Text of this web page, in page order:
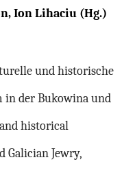
Ion Lihaciu (Hg.)
und historische
in der Bukowina und
historical
Galician Jewry,